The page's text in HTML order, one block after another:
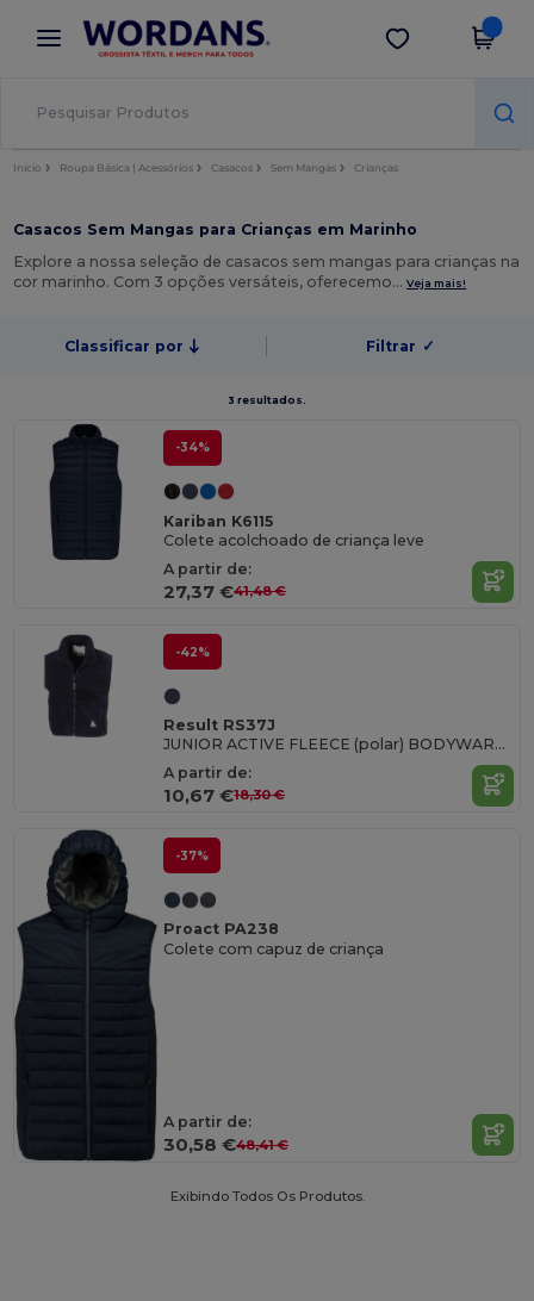
× App Wordans
Melhores preços na app!
Obter app
Início Roupa Básica | Acessórios Casacos Sem Mangas Crianças
Casacos Sem Mangas para Crianças em Marinho
Explore a nossa seleção de casacos sem mangas para crianças na
cor marinho. Com 3 opções versáteis, oferecemo…Veja mais!
Classificar por Filtrar ✓
3 resultados.
-34%
Kariban K6115
Colete acolchoado de criança leve
A partir de:
27,37 €41,48 €
-42%
Result RS37J
JUNIOR ACTIVE FLEECE (polar) BODYWARMER
A partir de:
10,67 €18,30 €
-37%
Proact PA238
Colete com capuz de criança
A partir de:
30,58 €48,41 €
Exibindo Todos Os Produtos.